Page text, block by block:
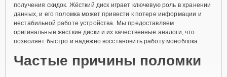
получения скидок. Жёсткий диск играет ключевую роль в хранении
данных, и его поломка может привести к потере информации и
нестабильной работе устройства. Мы предоставляем
оригинальные жёсткие диски и их качественные аналоги, что
позволяет быстро и надёжно восстановить работу моноблока.
Частые причины поломки